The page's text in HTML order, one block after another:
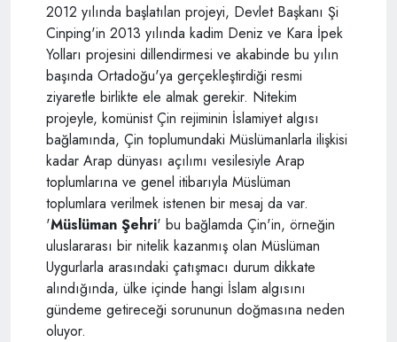
2012 yılında başlatılan projeyi, Devlet Başkanı Şi
Cinping'in 2013 yılında kadim Deniz ve Kara İpek
Yolları projesini dillendirmesi ve akabinde bu yılın
başında Ortadoğu'ya gerçekleştirdiği resmi
ziyaretle birlikte ele almak gerekir. Nitekim
projeyle, komünist Çin rejiminin İslamiyet algısı
bağlamında, Çin toplumundaki Müslümanlarla ilişkisi
kadar Arap dünyası açılımı vesilesiyle Arap
toplumlarına ve genel itibarıyla Müslüman
toplumlara verilmek istenen bir mesaj da var.
'Müslüman Şehri' bu bağlamda Çin'in, örneğin
uluslararası bir nitelik kazanmış olan Müslüman
Uygurlarla arasındaki çatışmacı durum dikkate
alındığında, ülke içinde hangi İslam algısını
gündeme getireceği sorununun doğmasına neden
oluyor.